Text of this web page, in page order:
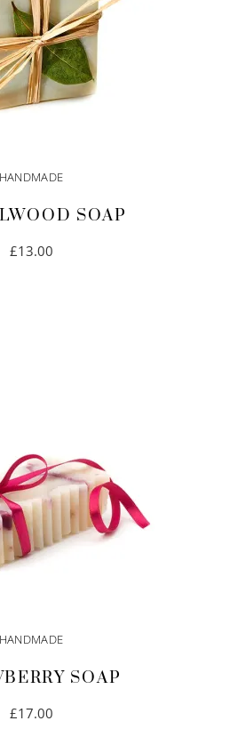
HANDMADE
SOAP
£13.00
HANDMADE
SOAP
£17.00